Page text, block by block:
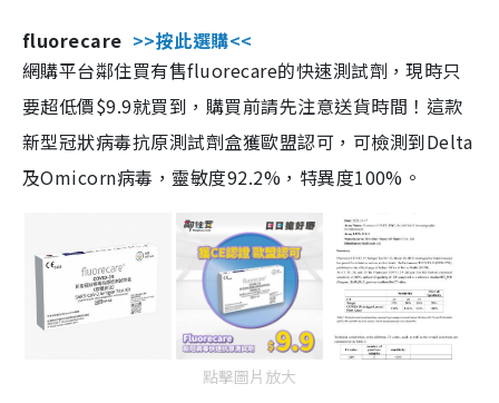
fluorecare >>按此選購<<
網購平台鄰住買有售fluorecare的快速測試劑，現時只
要超低價$9.9就買到，購買前請先注意送貨時間！這款
新型冠狀病毒抗原測試劑盒獲歐盟認可，可檢測到Delta
及Omicorn病毒，靈敏度92.2%，特異度100%。
點擊圖片放大